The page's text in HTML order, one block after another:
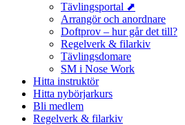
Tävlingsportal ⬈
Arrangör och anordnare
Doftprov – hur går det till?
Regelverk & filarkiv
Tävlingsdomare
SM i Nose Work
Hitta instruktör
Hitta nybörjarkurs
Bli medlem
Regelverk & filarkiv